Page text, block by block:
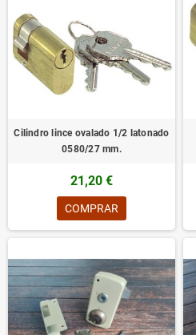
Cilindro lince ovalado 1/2 latonado
0580/27 mm.
21,20 €
COMPRAR